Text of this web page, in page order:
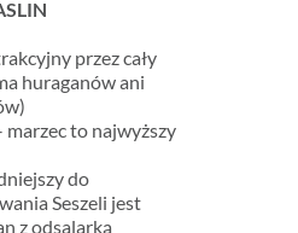
przez cały
huraganów ani
marzec to najwyższy
do
Seszeli jest
z odsalarką